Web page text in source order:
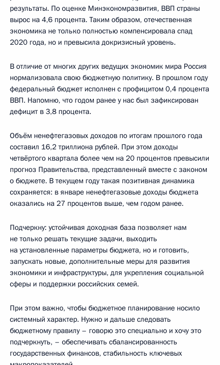
результаты. По оценке Минэкономразвития, ВВП страны
вырос на 4,6 процента. Таким образом, отечественная
экономика не только полностью компенсировала спад
2020 года, но и превысила докризисный уровень.
В отличие от многих других ведущих экономик мира Россия
нормализовала свою бюджетную политику. В прошлом году
федеральный бюджет исполнен с профицитом 0,4 процента
ВВП. Напомню, что годом ранее у нас был зафиксирован
дефицит в 3,8 процента.
Объём ненефтегазовых доходов по итогам прошлого года
составил 16,2 триллиона рублей. При этом доходы
четвёртого квартала более чем на 20 процентов превысили
прогноз Правительства, представленный вместе с законом
о бюджете. В текущем году такая позитивная динамика
сохраняется: в январе ненефтегазовые доходы бюджета
оказались на 27 процентов выше, чем годом ранее.
Подчеркну: устойчивая доходная база позволяет нам
не только решать текущие задачи, выходить
на установленные параметры бюджета, но и готовить,
запускать новые, дополнительные меры для развития
экономики и инфраструктуры, для укрепления социальной
сферы и поддержки российских семей.
При этом важно, чтобы бюджетное планирование носило
системный характер. Нужно и дальше следовать
бюджетному правилу – говорю это специально и хочу это
подчеркнуть, – обеспечивать сбалансированность
государственных финансов, стабильность ключевых